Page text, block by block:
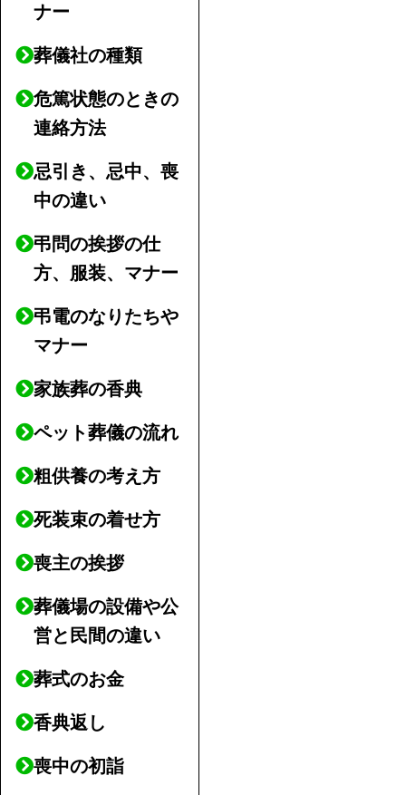
ナー
葬儀社の種類
危篤状態のときの
連絡方法
忌引き、忌中、喪
中の違い
弔問の挨拶の仕
方、服装、マナー
弔電のなりたちや
マナー
家族葬の香典
ペット葬儀の流れ
粗供養の考え方
死装束の着せ方
喪主の挨拶
葬儀場の設備や公
営と民間の違い
葬式のお金
香典返し
喪中の初詣